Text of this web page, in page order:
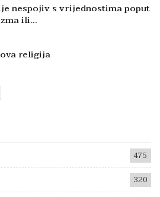
nespojiv s vrijednostima poput
ili…
religija
475
320